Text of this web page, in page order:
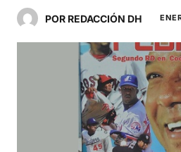
POR REDACCIÓN DH